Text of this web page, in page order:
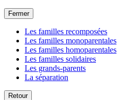
Fermer
Les familles recomposées
Les familles monoparentales
Les familles homoparentales
Les familles solidaires
Les grands-parents
La séparation
Retour